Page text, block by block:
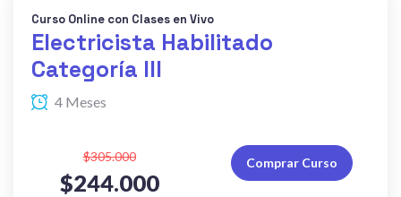
Curso Online con Clases en Vivo
Electricista Habilitado
Categoría III
4 Meses
$305.000
$244.000
Comprar Curso